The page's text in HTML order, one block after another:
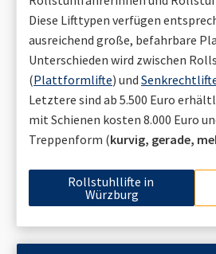
Diese Lifttypen verfügen
ausreichend große, befahrbare
Unterschieden wird zwischen
(Plattformlifte) und
Letztere sind ab 5.500 Euro
mit Schienen kosten 8.000 Euro
Treppenform (kurvig, gerade,
Rollstuhllifte in
Würzburg